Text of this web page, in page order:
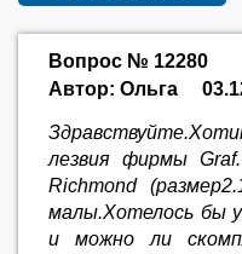
Вопрос № 12280
Автор: Ольга
лезвия фирмы
Richmond
малы.Хотелось бы
и можно ли